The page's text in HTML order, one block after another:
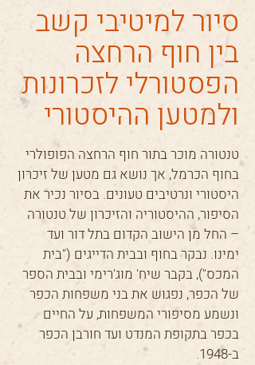
סיור למיטיבי קשב
בין חוף הרחצה
הפסטורלי לזכרונות
ולמטען ההיסטורי
טנטורה מוכר בתור חוף הרחצה הפופולרי
בחוף הכרמל, אך נושא גם מטען של זיכרון
היסטורי ונרטיבים טעונים. בסיור נכיר את
הסיפור, ההיסטוריה והזיכרון של טנטורה
– החל מן הישוב הקדום בתל דור ועד
ימינו. נבקר בחוף ובבית הדייגים ("בית
המכס"), בקבר שיח' מוג'רימי ובבית הספר
של הכפר, נפגוש את בני משפחות הכפר
ונשמע מסיפורי המשפחות, על החיים
בכפר בתקופת המנדט ועד חורבן הכפר
ב-1948.